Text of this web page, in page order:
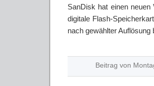
SanDisk hat einen
digitale Flash-
nach gewählter
Beitrag von